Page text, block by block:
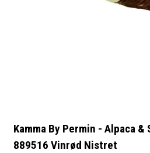
Kamma By Permin - Alpaca
889516 Vinrød Nistret